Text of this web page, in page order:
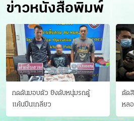
ข่าวหนังสือพิมพ์
กดดันมอบตัว ยิงดับหนุ่มรถตู้
แค้นปีนเกลียว
ตัด
หล
มีเ